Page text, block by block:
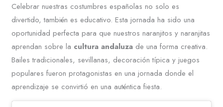
Celebrar nuestras costumbres españolas no solo es
divertido, también es educativo. Esta jornada ha sido una
oportunidad perfecta para que nuestros naranjitos y naranjitas
aprendan sobre la cultura andaluza de una forma creativa.
Bailes tradicionales, sevillanas, decoración típica y juegos
populares fueron protagonistas en una jornada donde el
aprendizaje se convirtió en una auténtica fiesta.